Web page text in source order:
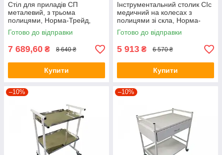
Стіл для приладів СП
металевий, з трьома
полицями, Норма-Трейд,
(718879)
Готово до відправки
7 689,60 ₴ 8 640 ₴
Купити
Інструментальний столик СІс
медичний на колесах з
полицями зі скла, Норма-
Трейд, (61998)
Готово до відправки
5 913 ₴ 6 570 ₴
Купити
–10% –10%